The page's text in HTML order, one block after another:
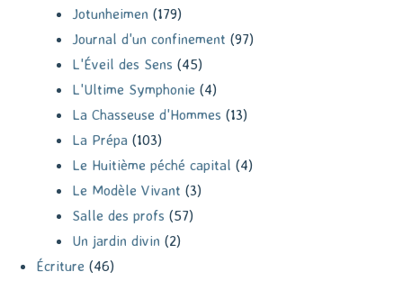
Jotunheimen (179)
Journal d'un confinement (97)
L'Éveil des Sens (45)
L'Ultime Symphonie (4)
La Chasseuse d'Hommes (13)
La Prépa (103)
Le Huitième péché capital (4)
Le Modèle Vivant (3)
Salle des profs (57)
Un jardin divin (2)
Écriture (46)